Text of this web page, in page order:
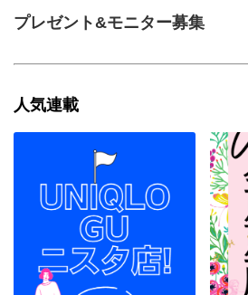
プレゼント&モニター募集
人気連載